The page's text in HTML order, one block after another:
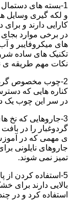
1-بسته های
و لکه گیری وسایل
کارایی دارند و
در برخی موارد
های میکروفایبر و
تکنیک های ساده
نکات مهم طریقه ی
2-چوب مخصوص
کناره هایی که
در سر این چوب یک
3-جاروهایی که نخ
گردوغبار را در
ی مهمی که در آموزش
جاروهای نایلونی
تمیز نمی شوند.
5-استفاده کردن از
بالایی دارند
استفاده کرد و در